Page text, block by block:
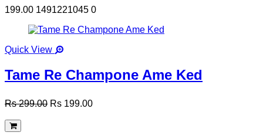
199.00 1491221045 0
Quick View
Tame Re Champone Ame Ked
Rs 299.00 Rs 199.00